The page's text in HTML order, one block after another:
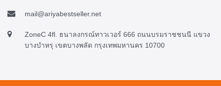
mail@ariyabestseller.net
ZoneC 4fl. ธนาลงกรณ์ทาวเวอร์ 666 ถนนบรมราชชนนี แขวง
บางบำหรุ เขตบางพลัด กรุงเทพมหานคร 10700